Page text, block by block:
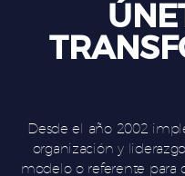
Desde el año 2002
organización y
modelo o referente para